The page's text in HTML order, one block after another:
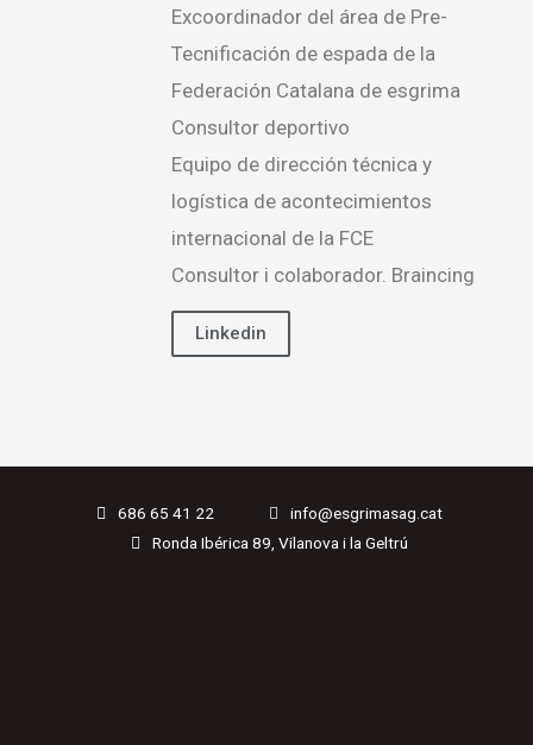
Excoordinador del área de Pre-
Tecnificación de espada de la
Federación Catalana de esgrima
Consultor deportivo
Equipo de dirección técnica y
logística de acontecimientos
internacional de la FCE
Consultor i colaborador. Braincing
Linkedin
686 65 41 22
info@esgrimasag.cat
Ronda Ibérica 89, Vilanova i la Geltrú